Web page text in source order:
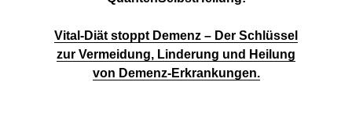
Vital-Diät stoppt Demenz – Der Schlüssel
zur Vermeidung, Linderung und Heilung
von Demenz-Erkrankungen.